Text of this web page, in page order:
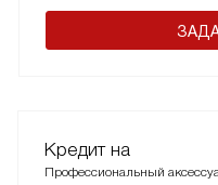
Кредит на
Профессиональный